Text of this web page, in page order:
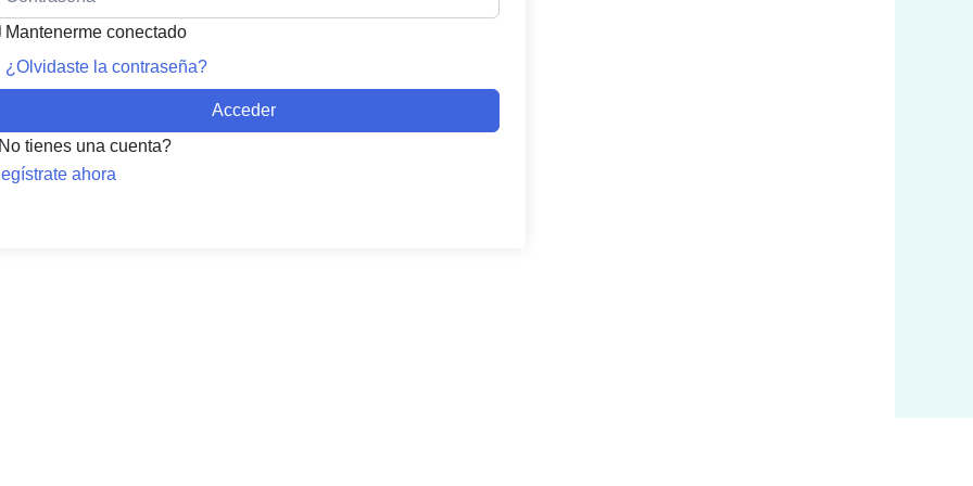
Mantenerme conectado
¿Olvidaste la contraseña?
Acceder
tienes una cuenta?
ahora